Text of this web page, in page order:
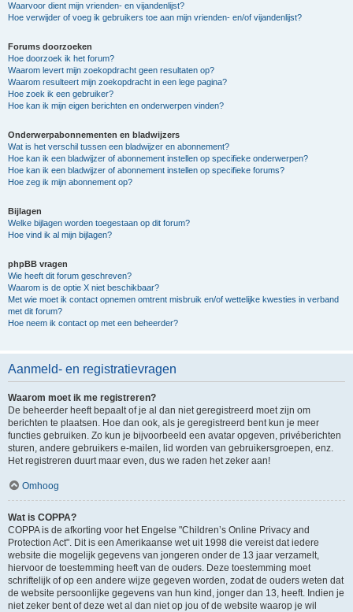
Waarvoor dient mijn vrienden- en vijandenlijst?
Hoe verwijder of voeg ik gebruikers toe aan mijn vrienden- en/of vijandenlijst?
Forums doorzoeken
Hoe doorzoek ik het forum?
Waarom levert mijn zoekopdracht geen resultaten op?
Waarom resulteert mijn zoekopdracht in een lege pagina?
Hoe zoek ik een gebruiker?
Hoe kan ik mijn eigen berichten en onderwerpen vinden?
Onderwerpabonnementen en bladwijzers
Wat is het verschil tussen een bladwijzer en abonnement?
Hoe kan ik een bladwijzer of abonnement instellen op specifieke onderwerpen?
Hoe kan ik een bladwijzer of abonnement instellen op specifieke forums?
Hoe zeg ik mijn abonnement op?
Bijlagen
Welke bijlagen worden toegestaan op dit forum?
Hoe vind ik al mijn bijlagen?
phpBB vragen
Wie heeft dit forum geschreven?
Waarom is de optie X niet beschikbaar?
Met wie moet ik contact opnemen omtrent misbruik en/of wettelijke kwesties in verband
met dit forum?
Hoe neem ik contact op met een beheerder?
Aanmeld- en registratievragen
Waarom moet ik me registreren?
De beheerder heeft bepaalt of je al dan niet geregistreerd moet zijn om
berichten te plaatsen. Hoe dan ook, als je geregistreerd bent kun je meer
functies gebruiken. Zo kun je bijvoorbeeld een avatar opgeven, privéberichten
sturen, andere gebruikers e-mailen, lid worden van gebruikersgroepen, enz.
Het registreren duurt maar even, dus we raden het zeker aan!
Omhoog
Wat is COPPA?
COPPA is de afkorting voor het Engelse "Children’s Online Privacy and
Protection Act". Dit is een Amerikaanse wet uit 1998 die vereist dat iedere
website die mogelijk gegevens van jongeren onder de 13 jaar verzamelt,
hiervoor de toestemming heeft van de ouders. Deze toestemming moet
schriftelijk of op een andere wijze gegeven worden, zodat de ouders weten dat
de website persoonlijke gegevens van hun kind, jonger dan 13, heeft. Indien je
niet zeker bent of deze wet al dan niet op jou of de website waarop je wil